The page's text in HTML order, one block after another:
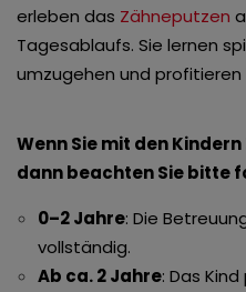
erleben das Zähneputzen
Tagesablaufs. Sie lernen
umzugehen und
Wenn Sie mit den
dann beachten Sie bitte
0–2 Jahre: Die
vollständig.
Ab ca. 2 Jahre: Das